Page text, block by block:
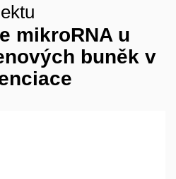
mikroRNA u
buněk v